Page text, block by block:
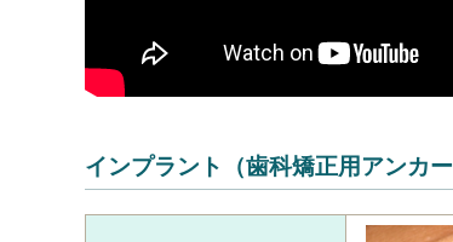
インプラント（歯科矯正用アンカー